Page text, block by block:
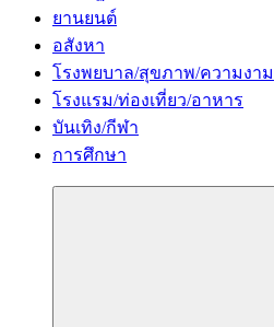
ยานยนต์
อสังหา
โรงพยบาล/สุขภาพ/ความงาม
โรงแรม/ท่องเที่ยว/อาหาร
บันเทิง/กีฬา
การศึกษา